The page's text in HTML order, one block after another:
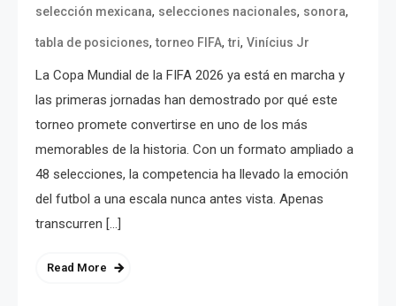
selección mexicana, selecciones nacionales, sonora,
tabla de posiciones,torneo FIFA,tri, Vinícius Jr
La Copa Mundial de la FIFA 2026 ya está en marcha y
las primeras jornadas han demostrado por qué este
torneo promete convertirse en uno de los más
memorables de la historia. Con un formato ampliado a
48 selecciones, la competencia ha llevado la emoción
del futbol a una escala nunca antes vista. Apenas
transcurren […]
Read More